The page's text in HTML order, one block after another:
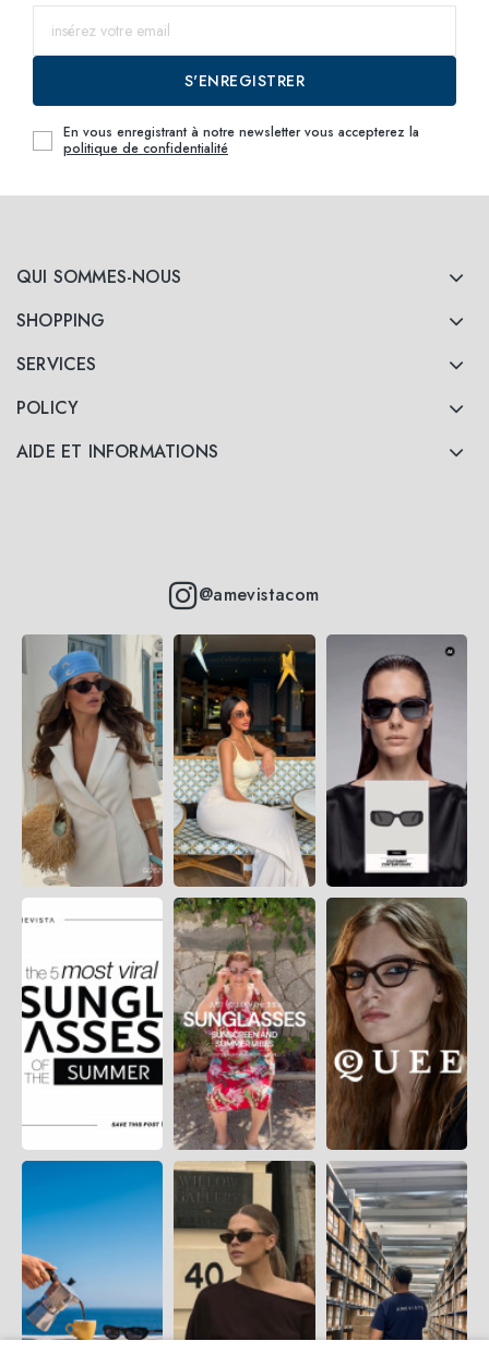
Prévenez-moi
QUI SOMMES-NOUS
SHOPPING
SERVICES
POLICY
AIDE ET INFORMATIONS
@amevistacom
S'ENREGISTRER
En vous enregistrant à notre newsletter vous accepterez la
politique de confidentialité